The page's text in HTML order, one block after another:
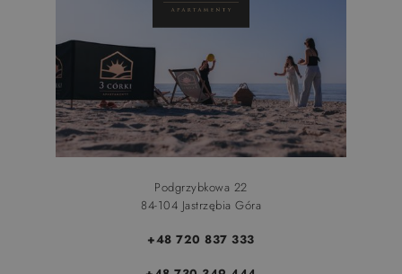
Podgrzybkowa 22
84-104 Jastrzębia Góra
+48 720 837 333